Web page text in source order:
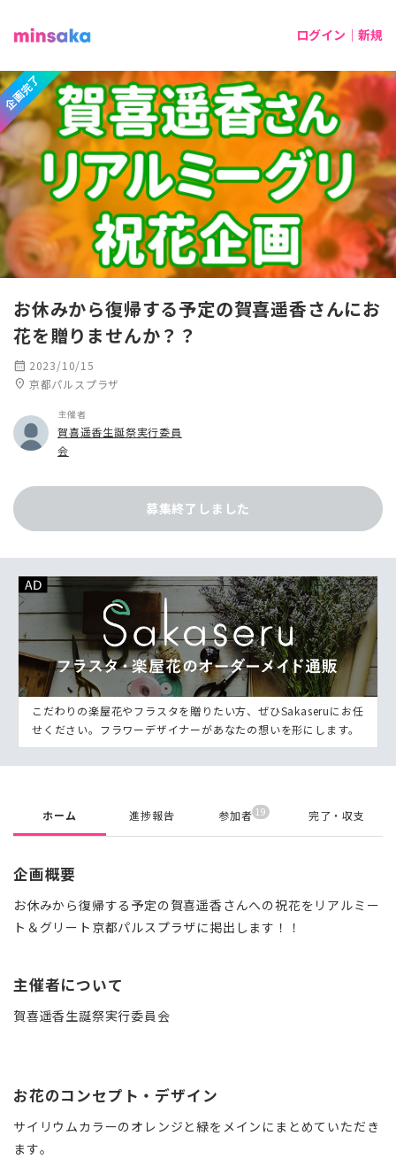
ログイン｜新規
企画完了
お休みから復帰する予定の賀喜遥香さんにお
花を贈りませんか？？
calendar_month 2023/10/15
location_on 京都パルスプラザ
主催者
賀喜遥香生誕祭実行委員
会
募集終了しました
こだわりの楽屋花やフラスタを贈りたい方、ぜひSakaseruにお任
せください。フラワーデザイナーがあなたの想いを形にします。
ホーム 進捗報告 参加者 19 完了・収支
企画概要
お休みから復帰する予定の賀喜遥香さんへの祝花をリアルミー
ト＆グリート京都パルスプラザに掲出します！！
主催者について
賀喜遥香生誕祭実行委員会
お花のコンセプト・デザイン
サイリウムカラーのオレンジと緑をメインにまとめていただき
ます。